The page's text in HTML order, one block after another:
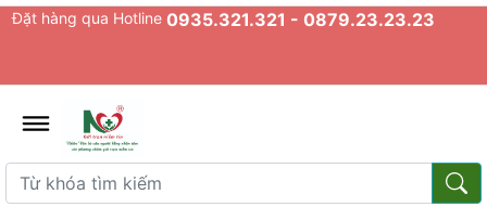
Đặt hàng qua Hotline 0935.321.321 - 0879.23.23.23
Từ khóa tìm kiếm
Từ